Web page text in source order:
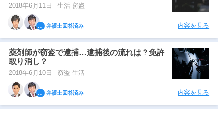
2018年6月11日 生活 窃盗
弁護士回答済み 内容を見る
薬剤師が窃盗で逮捕…逮捕後の流れは？免許
取り消し？
2018年6月10日 窃盗 生活
弁護士回答済み 内容を見る